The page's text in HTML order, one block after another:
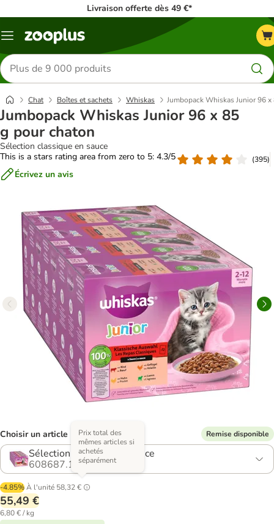
Livraison offerte dès 49 €*
Menu
Rechercher
des
produits
Chat Boîtes et sachets Whiskas Jumbopack Whiskas Junior 96
Jumbopack Whiskas Junior 96 x 85
g pour chaton
Sélection classique en sauce
This is a stars rating area from zero to 5: 4.3/5
(395)
Écrivez un avis
Choisir un article (2 variantes) Remise disponible
Sélection classique en sauce
608687.12
-4.85%À l'unité 58,32 €
Prix total des
mêmes articles si
achetés
séparément
55,49 €
6,80 € / kg